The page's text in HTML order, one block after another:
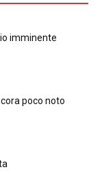
imminente
poco noto